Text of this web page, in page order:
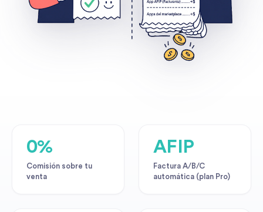
0%
Comisión sobre tu
venta
AFIP
Factura A/B/C
automática (plan Pro)